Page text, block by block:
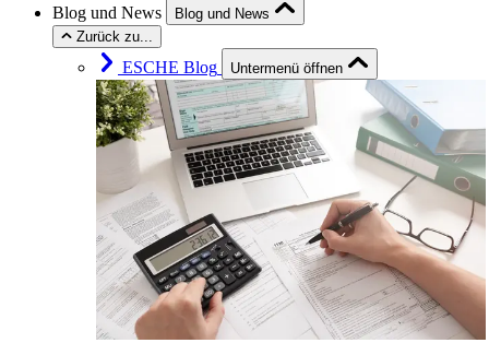
Blog und News
Blog und News
Zurück zu...
ESCHE Blog Untermenü öffnen